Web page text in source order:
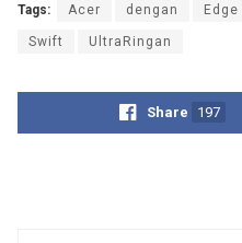
Tags: Acer dengan Edge
Swift UltraRingan
Share 197